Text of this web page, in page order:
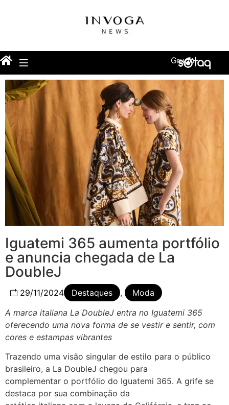
Grupo
Iguatemi 365 aumenta portfólio
e anuncia chegada de La
DoubleJ
29/11/2024 Destaques ,
Moda
A marca italiana La DoubleJ entra no Iguatemi 365
oferecendo uma nova forma de se vestir e sentir, com
cores e estampas vibrantes
Trazendo uma visão singular de estilo para o público
brasileiro, a La DoubleJ chegou para
complementar o portfólio do Iguatemi 365. A grife se
destaca por sua combinação da